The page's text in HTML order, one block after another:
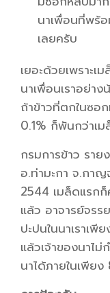
นาเพื่อนที่พร้อ
เลยครับ
เยอะด้วยเพราะ
นาเพื่อนเราอย่า
ถ้าข้าวที่ตกในซอ
0.1% ก็พันกว่าเ
กรมการข้าว รา
อ.ท่ามะกา จ.กา
2544 เมล็ดแรก
แล้ว อาจารย์จรร
ปะปนในนาเราเพี
แล้วเจ้าของนาไ
นาได้ภายในเพีย